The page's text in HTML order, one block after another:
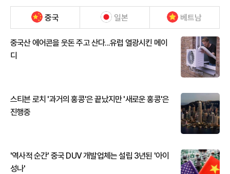
중국 일본 베트남
중국산 에어콘을 웃돈 주고 산다...유럽 열광시킨 메이
디
스티븐 로치 '과거의 홍콩'은 끝났지만 '새로운 홍콩'은
진행중
'역사적 순간' 중국 DUV 개발업체는 설립 3년된 '아이
성나'